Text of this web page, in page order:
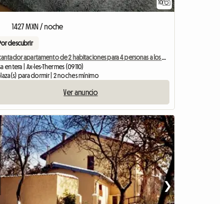
10
1427 MXN / noche
descubrir
Encantador apartamento de 2 habitaciones para 4 personas a los pies del teleférico y de los baños termales.
entera | Ax-les-Thermes (09110)
para dormir | 2 noches mínimo
Ver anuncio
❯